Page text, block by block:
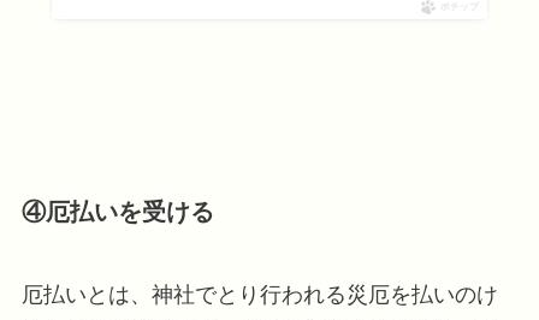
ポチップ
④厄払いを受ける
厄払いとは、神社でとり行われる災厄を払いのけ